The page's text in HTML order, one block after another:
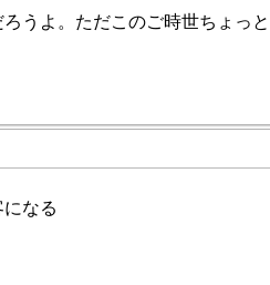
うよ。ただこのご時世ちょっ
なる